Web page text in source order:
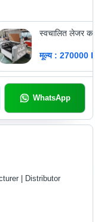
स्वचालित लेजर
मूल्य : 270000
WhatsApp
| Distributor